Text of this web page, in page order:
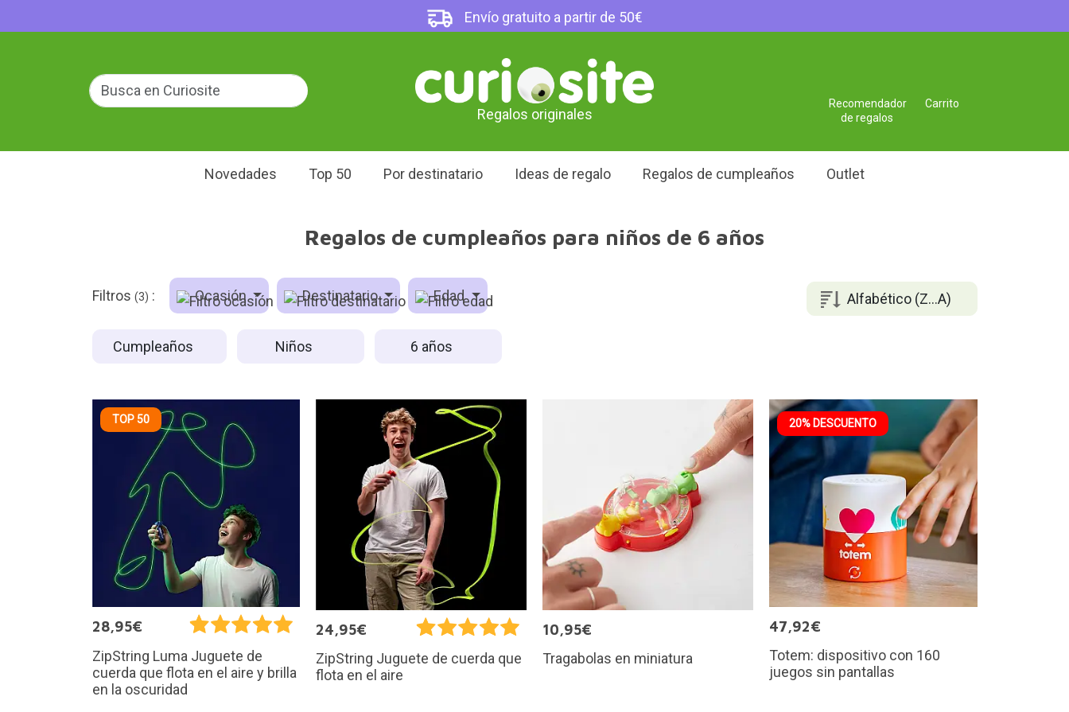
Envío gratuito a partir de 50€
Regalos originales
Carrito
Recomendador
de regalos
Novedades Top 50 Por destinatario Ideas de regalo Regalos de cumpleaños Outlet
Regalos de cumpleaños para niños de 6 años
Alfabético (Z...A)
Filtros (3) : Ocasión Destinatario Edad
Cumpleaños Niños 6 años
TOP 50
28,95€
ZipString Luma Juguete de
cuerda que flota en el aire y brilla
en la oscuridad
24,95€
ZipString Juguete de cuerda que
flota en el aire
10,95€
Tragabolas en miniatura
20% DESCUENTO
47,92€
Totem: dispositivo con 160
juegos sin pantallas